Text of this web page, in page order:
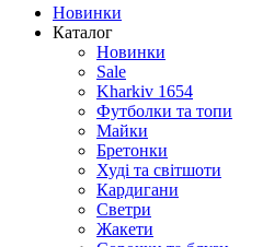
Новинки
Каталог
Новинки
Sale
Kharkiv 1654
Футболки та топи
Майки
Бретонки
Худі та світшоти
Кардигани
Светри
Жакети